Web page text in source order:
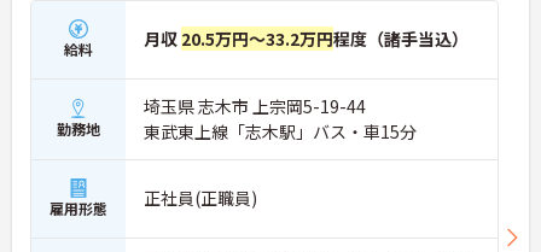
給料 月収 20.5万円～33.2万円程度（諸手当込）
勤務地
埼玉県 志木市 上宗岡5-19-44
東武東上線「志木駅」バス・車15分
雇用形態 正社員(正職員)